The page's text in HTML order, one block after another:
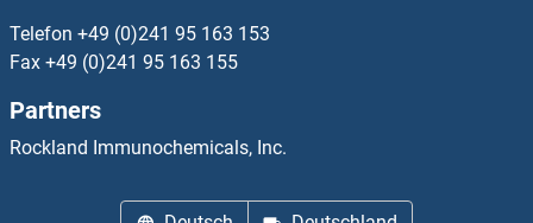
Calcitonin Receptor Antikörper
Calcium ATPase At 60A Antikörper
Telefon +49 (0)241 95 163 153
Fax +49 (0)241 95 163 155
Partners
Rockland Immunochemicals, Inc.